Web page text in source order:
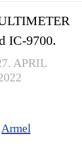
IC-9700.
APRIL
Armel